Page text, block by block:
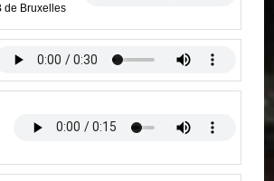
de Bruxelles